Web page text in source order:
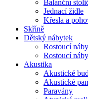
Balanční
Jednací židle
Křesla a
Skříně
Dětský nábytek
Rostoucí
Rostoucí
Akustika
Akustické
Akustické
Paravány